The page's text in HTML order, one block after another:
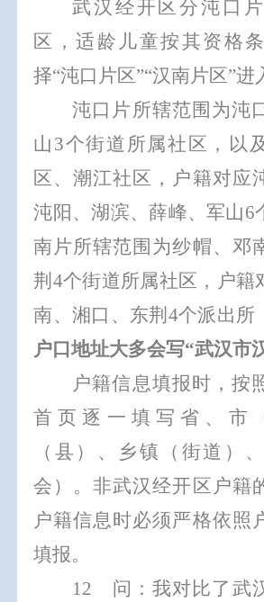
武汉经开区分沌口 片
区 ，适龄儿童按其资格
择“沌口 片区”“汉南片区”进
沌口 片所辖范围为沌
山 3个街道所属社区 ，以及
区、潮江社区，户籍对应
沌阳、湖滨、薛峰、军山6
南片所辖范围为纱帽、邓
荆 4个街道所属社区，户籍
南、湘口、东荆 4个派出所
户口地址大多会写“武汉市
户籍信息填报时，按
首页逐一填写省、市
（县）、乡镇（街道）
会）。非武汉经开区户籍
户籍信息时必须严格依照
填报。
12
问：我对比了武